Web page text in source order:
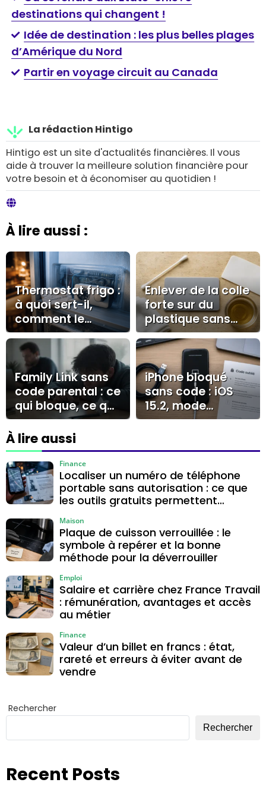
destinations qui changent !
Idée de destination : les plus belles plages
d’Amérique du Nord
Partir en voyage circuit au Canada
La rédaction Hintigo
Hintigo est un site d'actualités financières. Il vous
aide à trouver la meilleure solution financière pour
votre besoin et à économiser au quotidien !
À lire aussi :
Thermostat frigo :
à quoi sert-il,
comment le
régler et quand le
remplacer ?
Enlever de la colle
forte sur du
plastique sans
voile blanc ni
rayures
Family Link sans
code parental : ce
qui bloque, ce qui
s’efface et ce qui
alerte
iPhone bloqué
sans code : iOS
15.2, mode
récupération ou
À lire aussi
Localiser un numéro de téléphone
portable sans autorisation : ce que
les outils gratuits permettent
Finance
Plaque de cuisson verrouillée : le
symbole à repérer et la bonne
méthode pour la déverrouiller
Maison
Salaire et carrière chez France Travail
: rémunération, avantages et accès
au métier
Emploi
Valeur d’un billet en francs : état,
rareté et erreurs à éviter avant de
vendre
Finance
Rechercher
Rechercher
Recent Posts